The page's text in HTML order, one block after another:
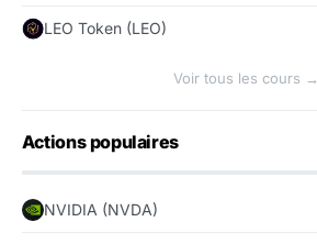
LEO Token (LEO)
Voir tous les cours →
Actions populaires
NVIDIA (NVDA)